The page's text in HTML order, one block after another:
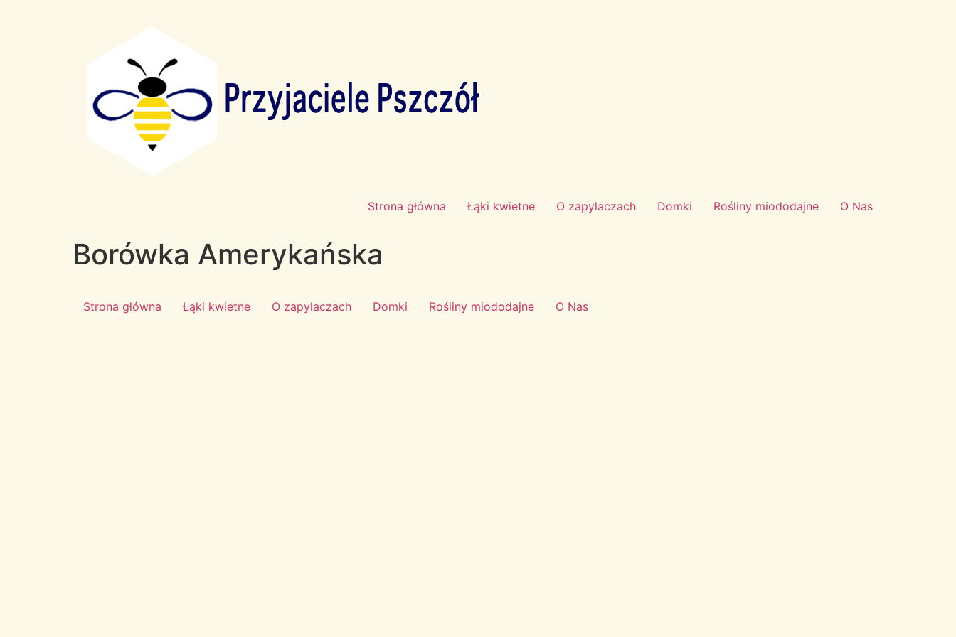
Strona główna Łąki kwietne O zapylaczach Domki Rośliny miododajne O Nas
Borówka Amerykańska
Strona główna Łąki kwietne O zapylaczach Domki Rośliny miododajne O Nas